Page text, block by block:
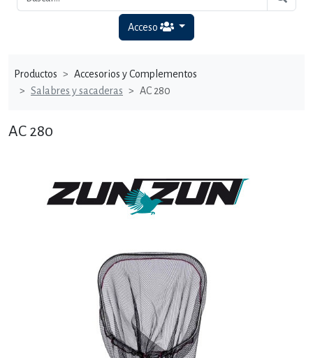
Acceso
Productos
Accesorios y Complementos
Salabres y sacaderas
AC 280
AC 280